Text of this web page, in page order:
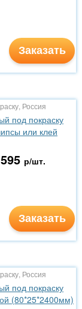
Заказать
Россия
под покраску
или клей
595 р/шт.
Заказать
Россия
под покраску
(80*25*2400мм)